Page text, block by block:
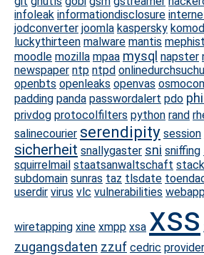
infoleak informationdisclosure
jodconverter joomla kaspersky
luckythirteen malware mantis
moodle mozilla mpaa mysql napster
newspaper ntp ntpd
openbts openleaks openvas
padding panda passwordalert pdo
privdog protocolfilters python rand
salinecourier serendipity session
sicherheit snallygaster sni sniffing
squirrelmail staatsanwaltschaft
subdomain sunras taz tlsdate
userdir virus vlc vulnerabilities
wiretapping xine xmpp xsa xss
zugangsdaten zzuf cedric provider